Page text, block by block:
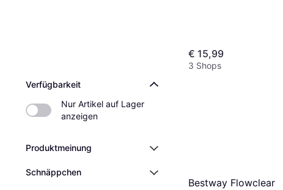
Verfügbarkeit
Nur Artikel auf Lager
anzeigen
Produktmeinung
Schnäppchen
€ 15,99
3 Shops
Bestway Flowclear